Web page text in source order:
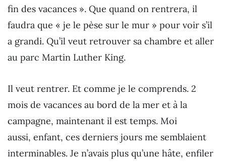
fin des vacances ». Que quand on rentrera, il
faudra que « je le pèse sur le mur » pour voir s’il
a grandi. Qu’il veut retrouver sa chambre et aller
au parc Martin Luther King.
Il veut rentrer. Et comme je le comprends. 2
mois de vacances au bord de la mer et à la
campagne, maintenant il est temps. Moi
aussi, enfant, ces derniers jours me semblaient
interminables. Je n’avais plus qu’une hâte, enfiler